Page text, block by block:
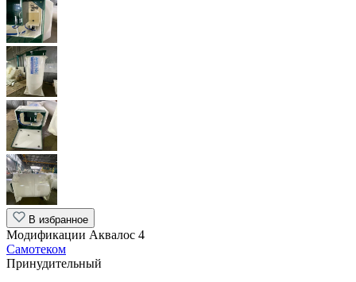
В избранное
Модификации Аквалос 4
Самотеком
Принудительный